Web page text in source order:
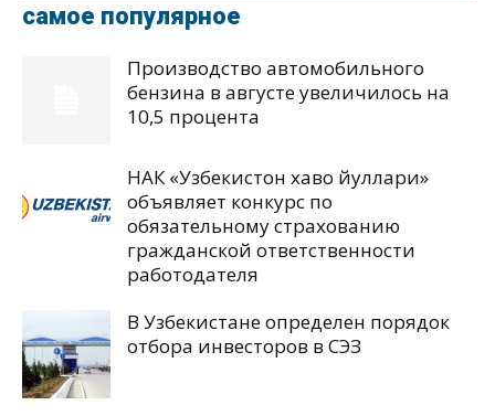
самое популярное
Производство автомобильного
бензина в августе увеличилось на
10,5 процента
НАК «Узбекистон хаво йуллари»
объявляет конкурс по
обязательному страхованию
гражданской ответственности
работодателя
В Узбекистане определен порядок
отбора инвесторов в СЭЗ